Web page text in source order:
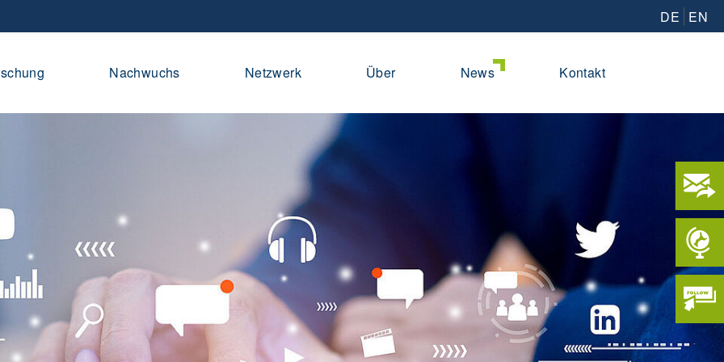
DE EN
Nachwuchs Netzwerk Über News Kontakt